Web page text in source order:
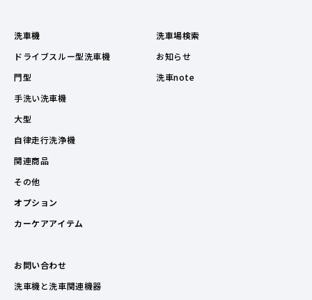
洗車機
ドライブスルー型洗車機
門型
手洗い洗車機
大型
自律走行洗浄機
関連商品
その他
オプション
カーケアアイテム
洗車場検索
お知らせ
洗車note
お問い合わせ
洗車機と洗車関連機器